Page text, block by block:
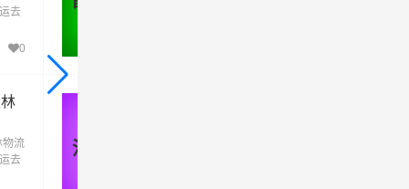
，业
去
0
物流
去
河源 - 玉林